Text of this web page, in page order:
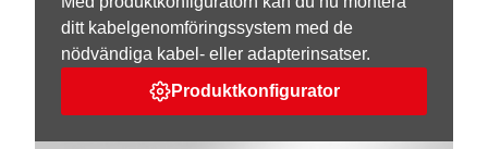
ditt kabelgenomföringssystem med de
nödvändiga kabel- eller adapterinsatser.
Produktkonfigurator